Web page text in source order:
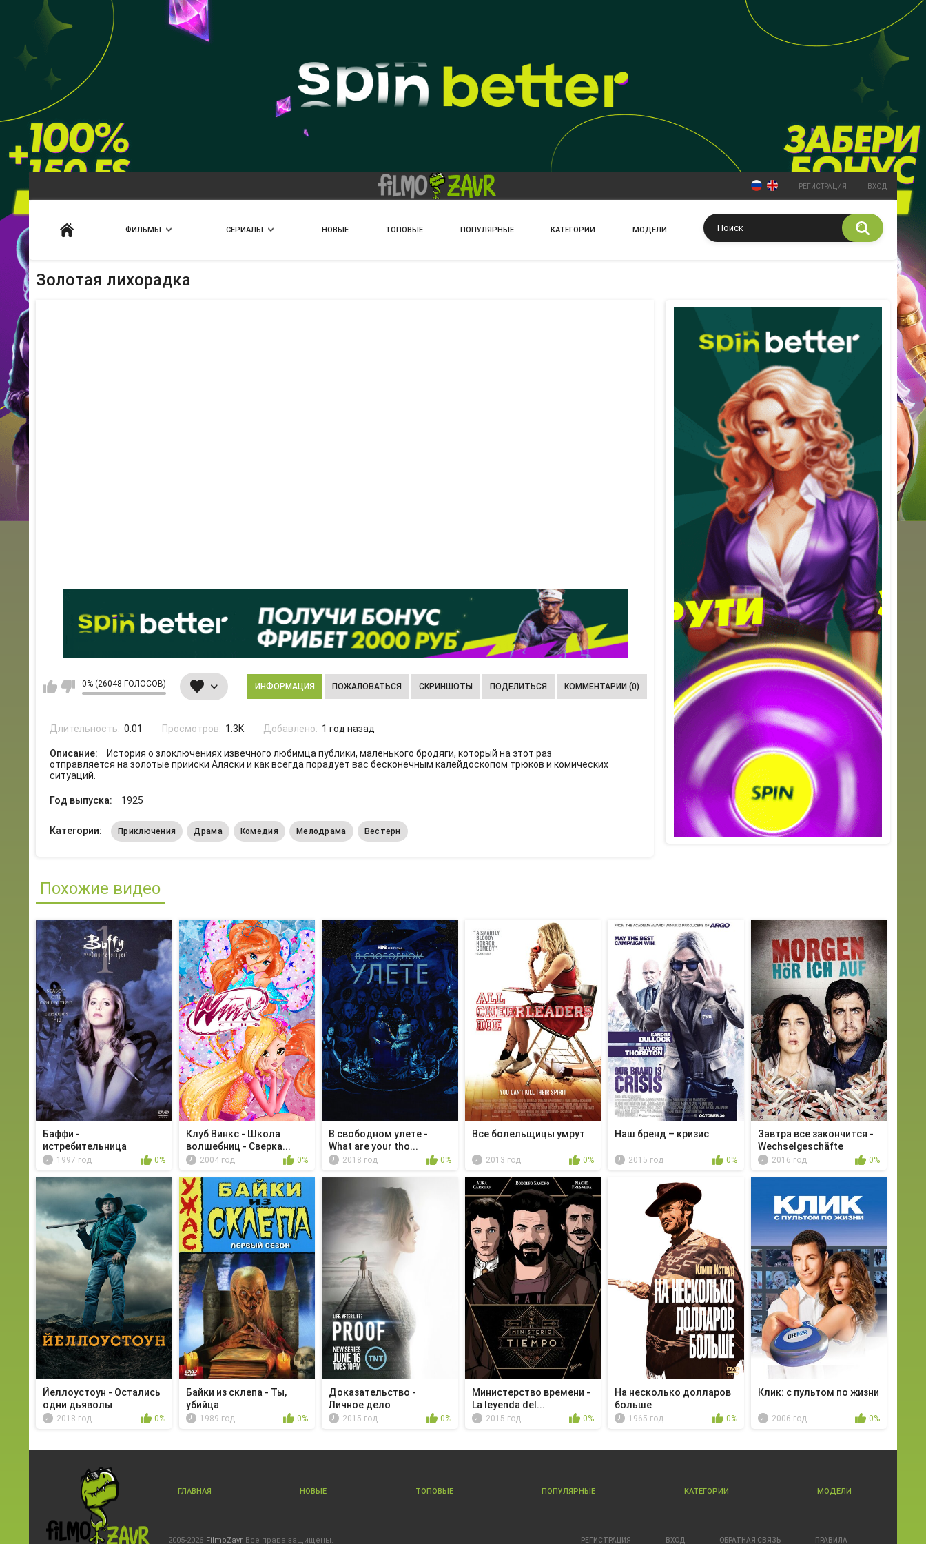
РЕГИСТРАЦИЯ ВХОД
ФИЛЬМЫ СЕРИАЛЫ НОВЫЕ ТОПОВЫЕ ПОПУЛЯРНЫЕ КАТЕГОРИИ МОДЕЛИ
Золотая лихорадка
0% (26048 ГОЛОСОВ) ИНФОРМАЦИЯ ПОЖАЛОВАТЬСЯ СКРИНШОТЫ ПОДЕЛИТЬСЯ КОММЕНТАРИИ (0)
Длительность: 0:01 Просмотров: 1.3K Добавлено: 1 год назад
Описание:
История о злоключениях извечного любимца публики, маленького бродяги, который на этот раз
отправляется на золотые прииски Аляски и как всегда порадует вас бесконечным калейдоскопом трюков и комических
ситуаций.
Год выпуска: 1925
Категории: Приключения Драма Комедия Мелодрама Вестерн
Похожие видео
Баффи -
истребительница
вампиров - Пр...
1997 год 0%
Клуб Винкс - Школа
волшебниц - Сверка...
2004 год 0%
В свободном улете -
What are your tho...
2018 год 0%
Все болельщицы умрут
2013 год 0%
Наш бренд – кризис
2015 год 0%
Завтра все закончится -
Wechselgeschäfte
2016 год 0%
Йеллоустоун - Остались
одни дьяволы
2018 год 0%
Байки из склепа - Ты,
убийца
1989 год 0%
Доказательство -
Личное дело
2015 год 0%
Министерство времени -
La leyenda del...
2015 год 0%
На несколько долларов
больше
1965 год 0%
Клик: с пультом по жизни
2006 год 0%
ГЛАВНАЯ НОВЫЕ ТОПОВЫЕ ПОПУЛЯРНЫЕ КАТЕГОРИИ МОДЕЛИ
2005-2026 FilmoZavr Все права защищены. РЕГИСТРАЦИЯ ВХОД ОБРАТНАЯ СВЯЗЬ ПРАВИЛА